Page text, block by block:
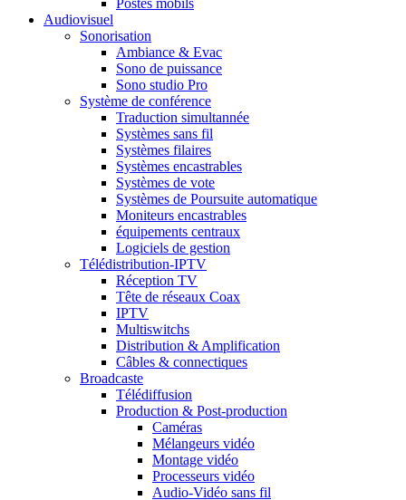
Postes mobils
Audiovisuel
Sonorisation
Ambiance & Evac
Sono de puissance
Sono studio Pro
Système de conférence
Traduction simultannée
Systèmes sans fil
Systèmes filaires
Systèmes encastrables
Systèmes de vote
Systèmes de Poursuite automatique
Moniteurs encastrables
équipements centraux
Logiciels de gestion
Télédistribution-IPTV
Réception TV
Tête de réseaux Coax
IPTV
Multiswitchs
Distribution & Amplification
Câbles & connectiques
Broadcaste
Télédiffusion
Production & Post-production
Caméras
Mélangeurs vidéo
Montage vidéo
Processeurs vidéo
Audio-Vidéo sans fil